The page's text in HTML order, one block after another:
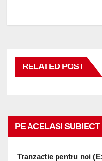
RELATED POST
PE ACELASI SUBIECT
Tranzactie pentru noi